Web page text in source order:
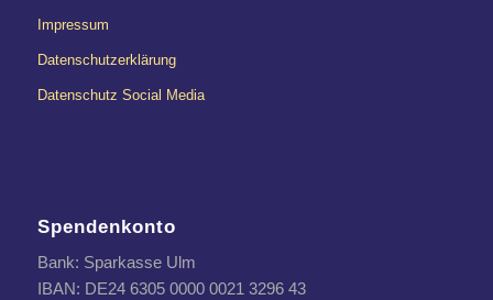
Impressum
Datenschutzerklärung
Datenschutz Social Media
Spendenkonto
Bank: Sparkasse Ulm
IBAN: DE24 6305 0000 0021 3296 43